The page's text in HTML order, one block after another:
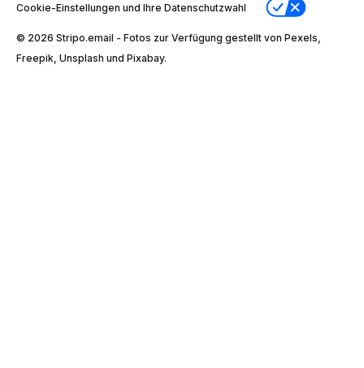
Cookie-Einstellungen und Ihre Datenschutzwahl
© 2026 Stripо.email - Fotos zur Verfügung gestellt von Pexels,
Freepik, Unsplash und Pixabay.